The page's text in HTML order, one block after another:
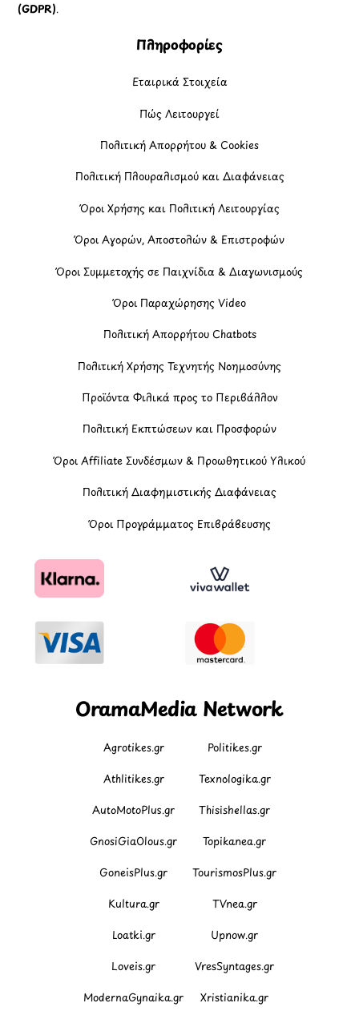
(GDPR).
Πληροφορίες
Εταιρικά Στοιχεία
Πώς Λειτουργεί
Πολιτική Απορρήτου & Cookies
Πολιτική Πλουραλισμού και Διαφάνειας
Όροι Χρήσης και Πολιτική Λειτουργίας
Όροι Αγορών, Αποστολών & Επιστροφών
Όροι Συμμετοχής σε Παιχνίδια & Διαγωνισμούς
Όροι Παραχώρησης Video
Πολιτική Απορρήτου Chatbots
Πολιτική Χρήσης Τεχνητής Νοημοσύνης
Προϊόντα Φιλικά προς το Περιβάλλον
Πολιτική Εκπτώσεων και Προσφορών
Όροι Affiliate Συνδέσμων & Προωθητικού Υλικού
Πολιτική Διαφημιστικής Διαφάνειας
Όροι Προγράμματος Επιβράβευσης
OramaMedia Network
Agrotikes.gr Politikes.gr
Athlitikes.gr Texnologika.gr
AutoMotoPlus.gr Thisishellas.gr
GnosiGiaOlous.gr Topikanea.gr
GoneisPlus.gr TourismosPlus.gr
Kultura.gr TVnea.gr
Loatki.gr Upnow.gr
Loveis.gr VresSyntages.gr
ModernaGynaika.gr Xristianika.gr